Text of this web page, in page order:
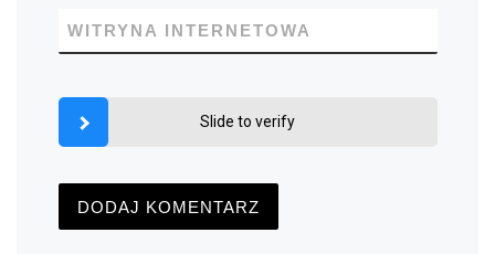
WITRYNA INTERNETOWA
Slide to verify